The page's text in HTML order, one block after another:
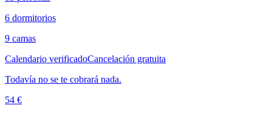
6 dormitorios
9 camas
Calendario verificadoCancelación gratuita
Todavía no se te cobrará nada.
54 €